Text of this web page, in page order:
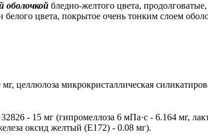
оболочкой бледно-желтого цвета,
цвета, покрытое очень тонким слоем
целлюлоза микрокристаллическая
- 15 мг (гипромеллоза 6 мПа·с - 6.164 мг,
оксид желтый (E172) - 0.08 мг).